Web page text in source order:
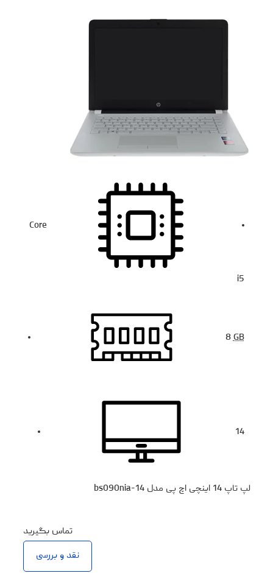
Core
i5
8GB
14
لپ تاپ 14 اینچی اچ پی مدل 14-bs090nia
تماس بگیرید
نقد و بررسی